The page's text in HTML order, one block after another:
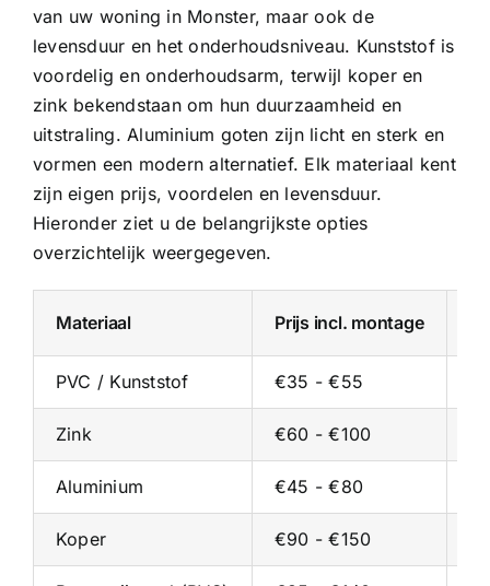
van uw woning in Monster, maar ook de
levensduur en het onderhoudsniveau. Kunststof is
voordelig en onderhoudsarm, terwijl koper en
zink bekendstaan om hun duurzaamheid en
uitstraling.Aluminium goten zijn licht en sterk en
vormen een modern alternatief. Elk materiaal kent
zijn eigen prijs, voordelen en levensduur.
Hieronder ziet u de belangrijkste opties
overzichtelijk weergegeven.
Materiaal Prijs incl. montage
PVC / Kunststof €35 - €55
Zink €60 - €100
Aluminium €45 - €80
Koper €90 - €150